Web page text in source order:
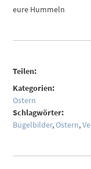
eure Hummeln
Teilen:
Kategorien:
Ostern
Schlagwörter:
Bügelbilder,Ostern,